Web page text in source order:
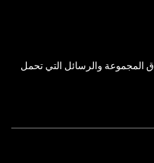
المجموعة والرسائل التي تحمل